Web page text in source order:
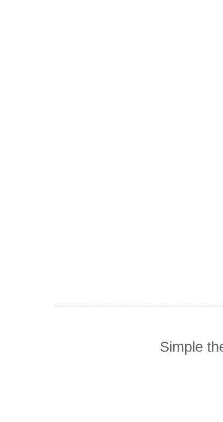
Simple